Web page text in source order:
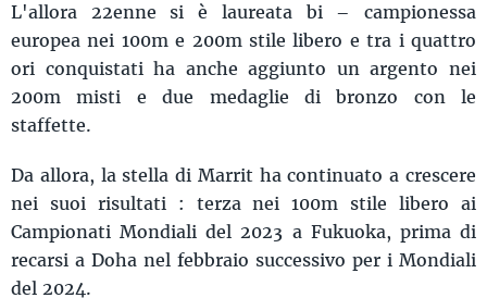
L'allora 22enne si è laureata bi – campionessa
europea nei 100m e 200m stile libero e tra i quattro
ori conquistati ha anche aggiunto un argento nei
200m misti e due medaglie di bronzo con le
staffette.
Da allora, la stella di Marrit ha continuato a crescere
nei suoi risultati : terza nei 100m stile libero ai
Campionati Mondiali del 2023 a Fukuoka, prima di
recarsi a Doha nel febbraio successivo per i Mondiali
del 2024.